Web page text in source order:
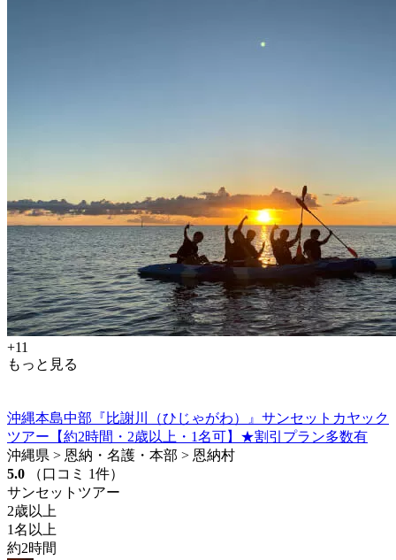
+11
もっと見る
沖縄本島中部『比謝川（ひじゃがわ）』サンセットカヤック
ツアー【約2時間・2歳以上・1名可】★割引プラン多数有
沖縄県 > 恩納・名護・本部 > 恩納村
5.0
（口コミ 1件）
サンセットツアー
2歳以上
1名以上
約2時間